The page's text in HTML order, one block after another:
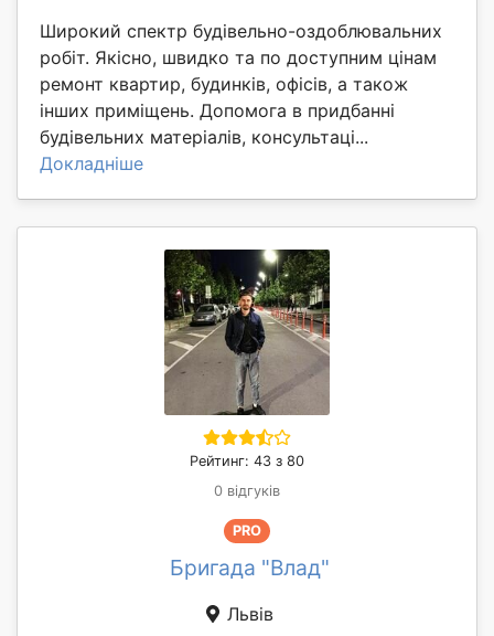
Широкий спектр будівельно-оздоблювальних
робіт. Якісно, швидко та по доступним цінам
ремонт квартир, будинків, офісів, а також
інших приміщень. Допомога в придбанні
будівельних матеріалів, консультаці...
Докладніше
Рейтинг: 43 з 80
0 відгуків
PRO
Бригада "Влад"
Львів